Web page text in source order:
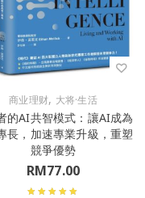
商业理财, 大将·生活
的AI共智模式：讓AI成為
長，加速專業升級，重塑
競爭優勢
RM77.00